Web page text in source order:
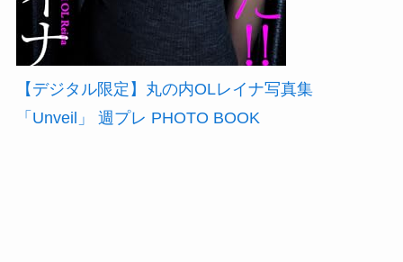
【デジタル限定】丸の内OLレイナ写真集
「Unveil」 週プレ PHOTO BOOK